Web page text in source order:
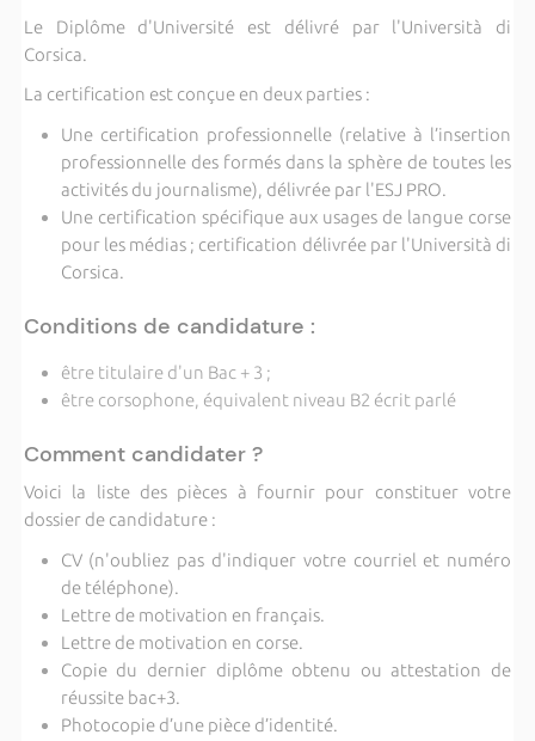
Le Diplôme d'Université est délivré par l'Università di
Corsica.
La certification est conçue en deux parties :
Une certification professionnelle (relative à l’insertion
professionnelle des formés dans la sphère de toutes les
activités du journalisme), délivrée par l'ESJ PRO.
Une certification spécifique aux usages de langue corse
pour les médias ; certification délivrée par l'Università di
Corsica.
Conditions de candidature :
être titulaire d'un Bac + 3 ;
être corsophone, équivalent niveau B2 écrit parlé
Comment candidater ?
Voici la liste des pièces à fournir pour constituer votre
dossier de candidature :
CV (n'oubliez pas d'indiquer votre courriel et numéro
de téléphone).
Lettre de motivation en français.
Lettre de motivation en corse.
Copie du dernier diplôme obtenu ou attestation de
réussite bac+3.
Photocopie d’une pièce d’identité.